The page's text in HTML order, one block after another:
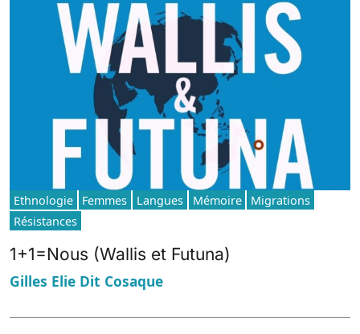
Ethnologie Femmes Langues Mémoire
Migrations
Résistances
1+1=Nous (Wallis et Futuna)
Gilles Elie Dit Cosaque